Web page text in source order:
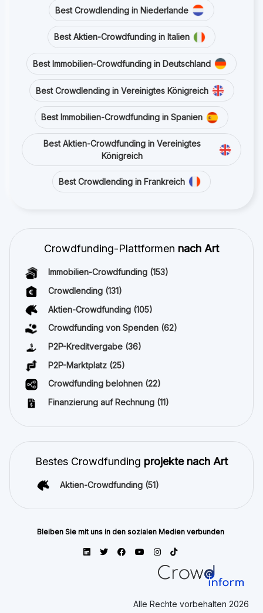
Best Crowdlending in Niederlande
Best Aktien-Crowdfunding in Italien
Best Immobilien-Crowdfunding in Deutschland
Best Crowdlending in Vereinigtes Königreich
Best Immobilien-Crowdfunding in Spanien
Best Aktien-Crowdfunding in Vereinigtes
Königreich
Best Crowdlending in Frankreich
Crowdfunding-Plattformen nach Art
Immobilien-Crowdfunding (153)
Crowdlending (131)
Aktien-Crowdfunding (105)
Crowdfunding von Spenden (62)
P2P-Kreditvergabe (36)
P2P-Marktplatz (25)
Crowdfunding belohnen (22)
Finanzierung auf Rechnung (11)
Bestes Crowdfunding projekte nach Art
Aktien-Crowdfunding (51)
Bleiben Sie mit uns in den sozialen Medien verbunden
Alle Rechte vorbehalten 2026